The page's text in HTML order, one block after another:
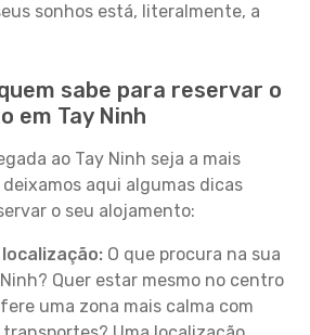
sonhos está, literalmente, a
sabe para reservar o
em Tay Ninh
ao Tay Ninh seja a mais
aqui algumas dicas
o seu alojamento:
O que procura na sua
Quer estar mesmo no centro
uma zona mais calma com